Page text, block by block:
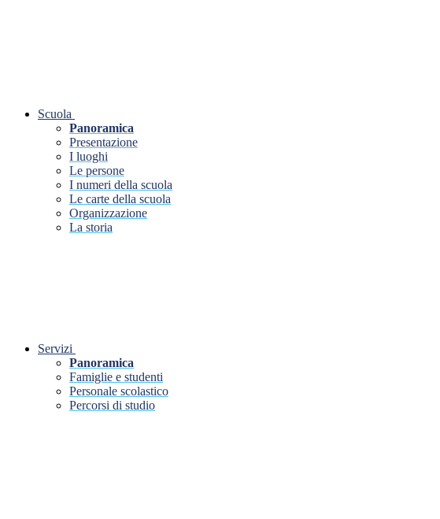
Scuola
Panoramica
Presentazione
I luoghi
Le persone
I numeri della scuola
Le carte della scuola
Organizzazione
La storia
Servizi
Panoramica
Famiglie e studenti
Personale scolastico
Percorsi di studio